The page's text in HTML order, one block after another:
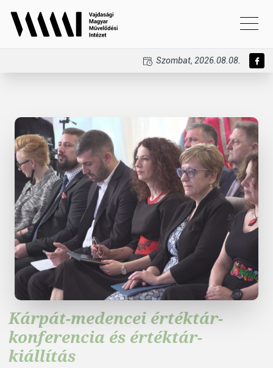
Szombat, 2026.08.08.
Kárpát-medencei értéktár-
konferencia és értéktár-
kiállítás